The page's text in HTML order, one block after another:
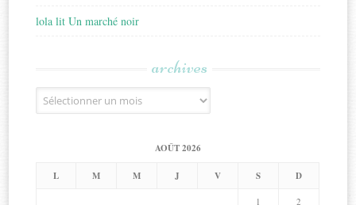
lola lit Un marché noir
archives
Archives
AOÛT 2026
L M M J V S D
1 2